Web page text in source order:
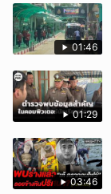
01:46
01:29
03:46